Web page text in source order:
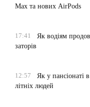
Max та нових AirPods
17:41
Як водіям
заторів
12:57
Як у пансіонаті
літніх людей